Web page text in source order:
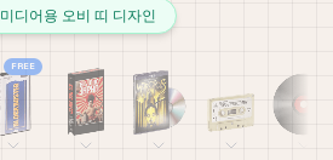
디어용 오비 띠 디자인
FREE